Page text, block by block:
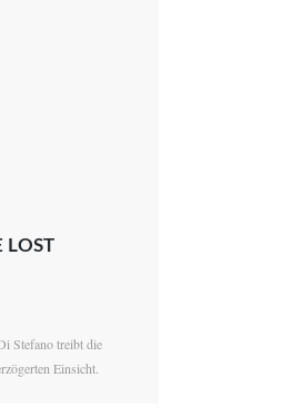
LOST
Stefano treibt die
Einsicht.